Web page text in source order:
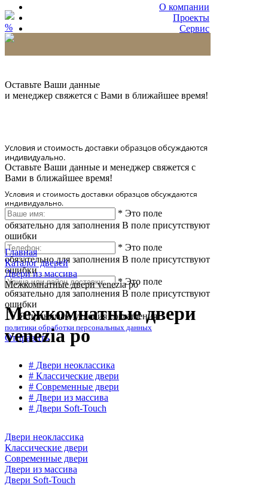
О компании
Проекты
Сервис
%
Оставьте Ваши данные
и менеджер свяжется с Вами в ближайшее время!
Условия и стоимость доставки образцов обсуждаются
индивидуально.
Оставьте Ваши данные и менеджер свяжется с
Вами в ближайшее время!
Условия и стоимость доставки образцов обсуждаются
индивидуально.
* Это поле
обязательно для заполнения В поле присутствуют
ошибки
* Это поле
обязательно для заполнения В поле присутствуют
ошибки
* Это поле
обязательно для заполнения В поле присутствуют
ошибки
Я принимаю условия соглашения
политики обработки персональных данных
Отправить
Главная
Каталог дверей
Двери из массива
Межкомнатные двери venezia po
Межкомнатные двери
venezia po
# Двери неоклассика
# Классические двери
# Современные двери
# Двери из массива
# Двери Soft-Touch
Двери неоклассика
Классические двери
Современные двери
Двери из массива
Двери Soft-Touch